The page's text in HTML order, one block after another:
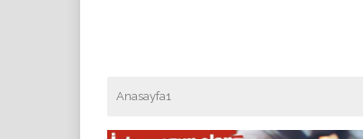
Anasayfa1